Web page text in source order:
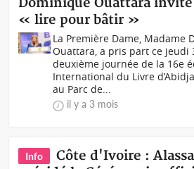
« lire pour bâtir »
La Première Dame, Madame
Ouattara, a pris part ce jeudi
deuxième journée de la 16e
International du Livre
au Parc de...
il y a 3 mois
Info
Côte d'Ivoire :